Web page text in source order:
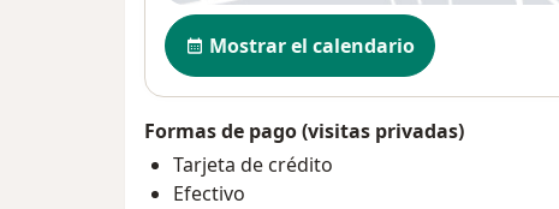
Disponibilidad
Mostrar el calendario
Formas de pago (visitas privadas)
Tarjeta de crédito
Efectivo